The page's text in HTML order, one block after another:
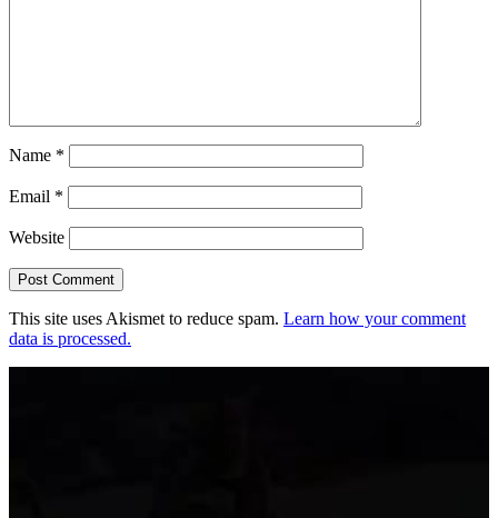
Name *
Email *
Website
This site uses Akismet to reduce spam. Learn how your comment
data is processed.